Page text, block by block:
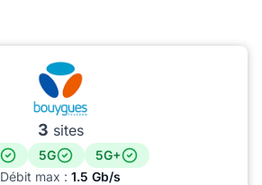
3 sites
5G
5G+
Débit max : 1.5 Gb/s